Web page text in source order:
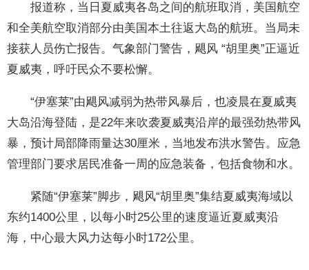
报道称，当日夏威夷各岛之间的航班取消，美国航空
和全美航空取消部分由美国本土往返大岛的航班。当局未
接获人员伤亡报告。气象部门警告，飓风 “胡里奥”正逼近
夏威夷，呼吁民众不要松懈。
“伊塞莱”由飓风减弱为热带风暴后，也凌晨在夏威夷
大岛沿海登陆，是22年来吹袭夏威夷沿岸的最强劲热带风
暴，预计局部降雨量达30厘米，当地发布洪水警告。应急
管理部门要求居民准备一周的应急装备，包括食物和水。
紧随“伊塞莱”脚步，飓风“胡里奥”集结夏威夷海域以
东约1400公里，以每小时25公里的速度逼近夏威夷沿
海，中心最大风力达每小时172公里。